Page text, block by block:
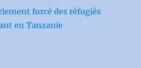
forcé des réfugiés
en Tanzanie